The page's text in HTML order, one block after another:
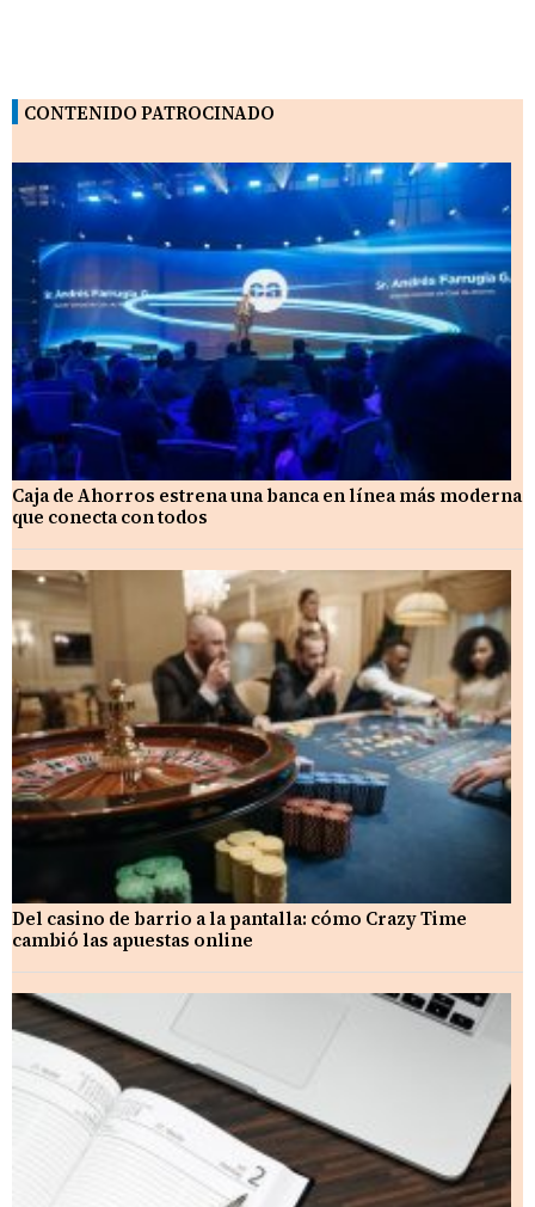
CONTENIDO PATROCINADO
Caja de Ahorros estrena una banca en línea más moderna
que conecta con todos
Del casino de barrio a la pantalla: cómo Crazy Time
cambió las apuestas online